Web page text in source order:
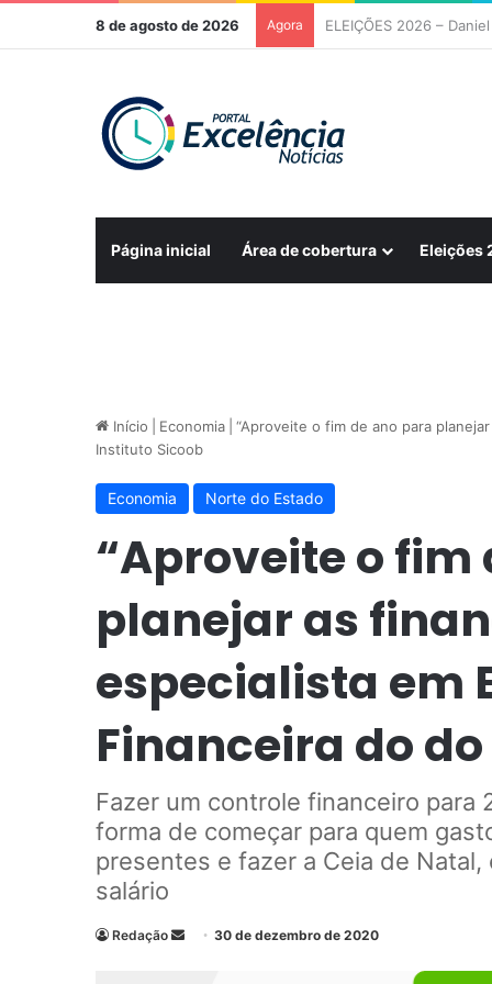
8 de agosto de 2026 Agora
Página inicial Área de cobertura Eleições
Início Economia
“Aproveite o fim de ano para
Instituto Sicoob
Economia Norte do Estado
“Aproveite o fim
planejar as
especialista em
Financeira do
Fazer um controle financeiro para
forma de começar para quem
presentes e fazer a Ceia de
salário
Redação 30 de dezembro de 2020